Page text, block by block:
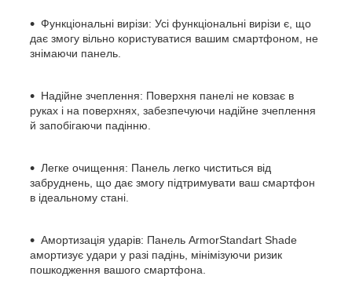
Функціональні вирізи: Усі функціональні вирізи є, що
дає змогу вільно користуватися вашим смартфоном, не
знімаючи панель.
Надійне зчеплення: Поверхня панелі не ковзає в
руках і на поверхнях, забезпечуючи надійне зчеплення
й запобігаючи падінню.
Легке очищення: Панель легко чиститься від
забруднень, що дає змогу підтримувати ваш смартфон
в ідеальному стані.
Амортизація ударів: Панель ArmorStandart Shade
амортизує удари у разі падінь, мінімізуючи ризик
пошкодження вашого смартфона.